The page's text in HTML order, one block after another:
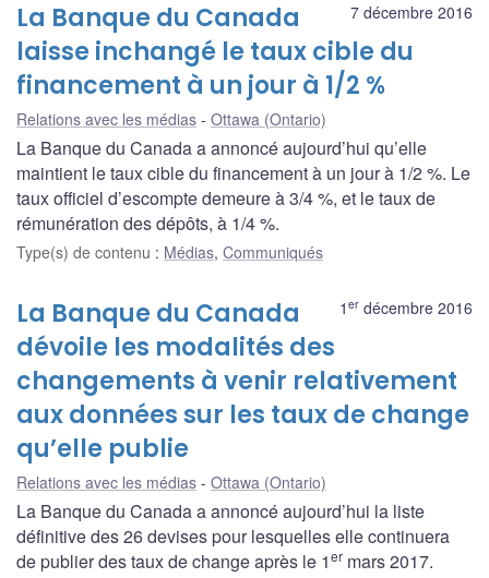
7 décembre 2016
La Banque du Canada
laisse inchangé le taux cible du
financement à un jour à 1/2 %
Relations avec les médias Ottawa (Ontario)
La Banque du Canada a annoncé aujourd’hui qu’elle
maintient le taux cible du financement à un jour à 1/2 %. Le
taux officiel d’escompte demeure à 3/4 %, et le taux de
rémunération des dépôts, à 1/4 %.
Type(s) de contenu : Médias, Communiqués
1 er décembre 2016
La Banque du Canada
dévoile les modalités des
changements à venir relativement
aux données sur les taux de change
qu’elle publie
Relations avec les médias Ottawa (Ontario)
La Banque du Canada a annoncé aujourd’hui la liste
définitive des 26 devises pour lesquelles elle continuera
de publier des taux de change après le 1er mars 2017.